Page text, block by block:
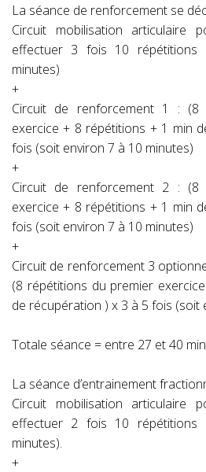
La séance de renforcement se
Circuit mobilisation articulaire
effectuer 3 fois 10 répétitions
minutes)
+
Circuit de renforcement 1 : (8
exercice + 8 répétitions + 1 min
fois (soit environ 7 à 10 minutes)
+
Circuit de renforcement 2 : (8
exercice + 8 répétitions + 1 min
fois (soit environ 7 à 10 minutes)
+
Circuit de renforcement 3
(8 répétitions du premier
de récupération ) x 3 à 5 fois (soit
Totale séance = entre 27 et 40
La séance d’entrainement
Circuit mobilisation articulaire
effectuer 2 fois 10 répétitions
minutes).
+